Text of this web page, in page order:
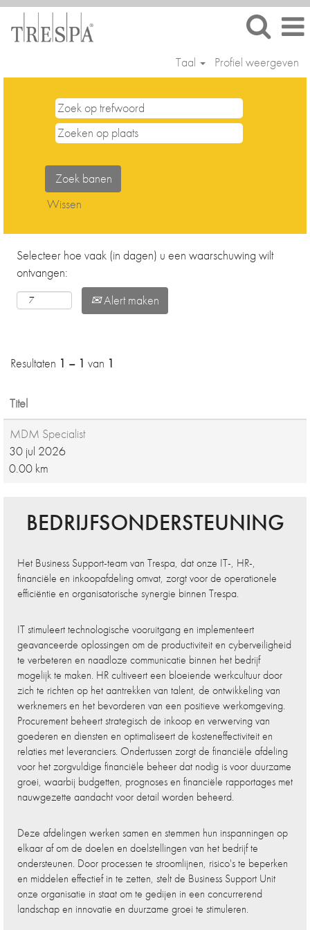
Taal Profiel weergeven
(Finance,
Procurement)
Wissen
Selecteer hoe vaak (in dagen) u een waarschuwing wilt
ontvangen:
Alert maken
Resultaten 1 – 1 van 1
Titel
MDM Specialist
30 jul 2026
0.00 km
BEDRIJFSONDERSTEUNING
Het Business Support-team van Trespa, dat onze IT-, HR-,
financiële en inkoopafdeling omvat, zorgt voor de operationele
efficiëntie en organisatorische synergie binnen Trespa.
IT stimuleert technologische vooruitgang en implementeert
geavanceerde oplossingen om de productiviteit en cyberveiligheid
te verbeteren en naadloze communicatie binnen het bedrijf
mogelijk te maken. HR cultiveert een bloeiende werkcultuur door
zich te richten op het aantrekken van talent, de ontwikkeling van
werknemers en het bevorderen van een positieve werkomgeving.
Procurement beheert strategisch de inkoop en verwerving van
goederen en diensten en optimaliseert de kosteneffectiviteit en
relaties met leveranciers. Ondertussen zorgt de financiële afdeling
voor het zorgvuldige financiële beheer dat nodig is voor duurzame
groei, waarbij budgetten, prognoses en financiële rapportages met
nauwgezette aandacht voor detail worden beheerd.
Deze afdelingen werken samen en stemmen hun inspanningen op
elkaar af om de doelen en doelstellingen van het bedrijf te
ondersteunen. Door processen te stroomlijnen, risico's te beperken
en middelen effectief in te zetten, stelt de Business Support Unit
onze organisatie in staat om te gedijen in een concurrerend
landschap en innovatie en duurzame groei te stimuleren.